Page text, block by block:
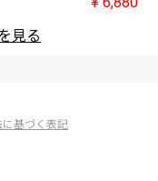
見る
基づく表記